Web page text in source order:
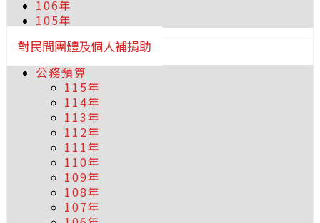
106年
105年
對民間團體及個人補捐助
公務預算
115年
114年
113年
112年
111年
110年
109年
108年
107年